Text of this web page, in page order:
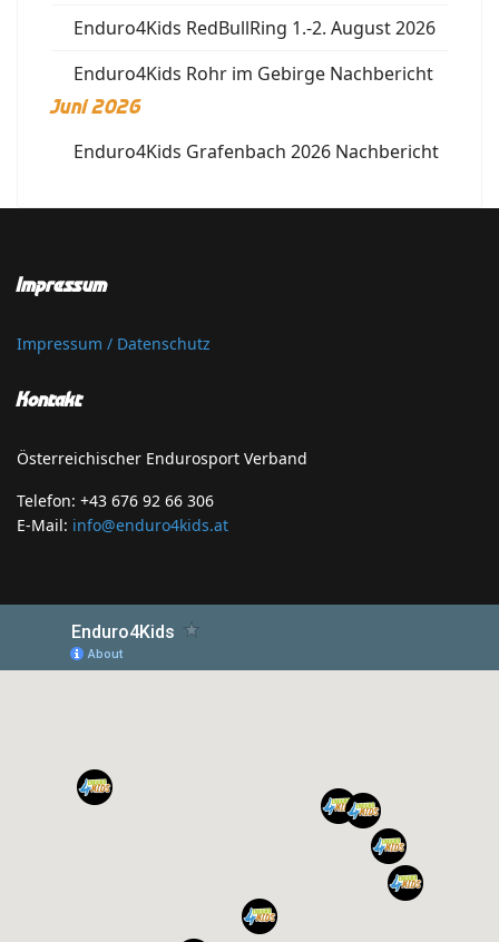
Enduro4Kids RedBullRing 1.-2. August 2026
Enduro4Kids Rohr im Gebirge Nachbericht
Juni 2026
Enduro4Kids Grafenbach 2026 Nachbericht
Impressum
Impressum / Datenschutz
Kontakt
Österreichischer Endurosport Verband
Telefon: +43 676 92 66 306
E-Mail: info@enduro4kids.at